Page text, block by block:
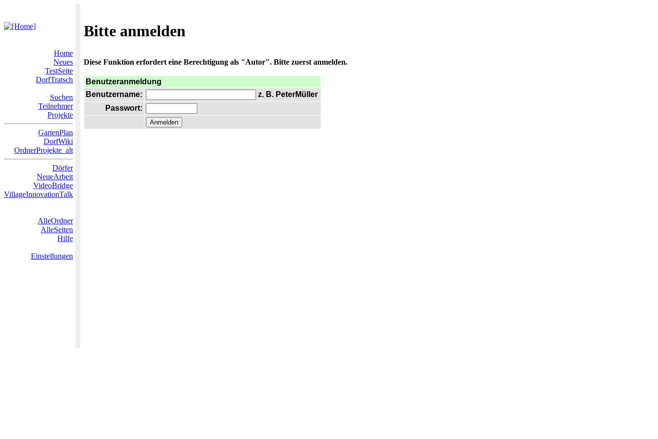
Bitte anmelden
Home
Neues
TestSeite
DorfTratsch
Suchen
Teilnehmer
Projekte
GartenPlan
DorfWiki
OrdnerProjekte_alt
Dörfer
NeueArbeit
VideoBridge
VillageInnovationTalk
AlleOrdner
AlleSeiten
Hilfe
Einstellungen
Diese Funktion erfordert eine Berechtigung als "Autor". Bitte zuerst anmelden.
Benutzeranmeldung
Benutzername:
z. B. PeterMüller
Passwort: